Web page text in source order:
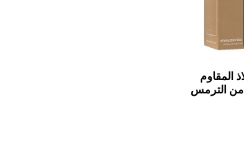
المقاوم
من الترمس